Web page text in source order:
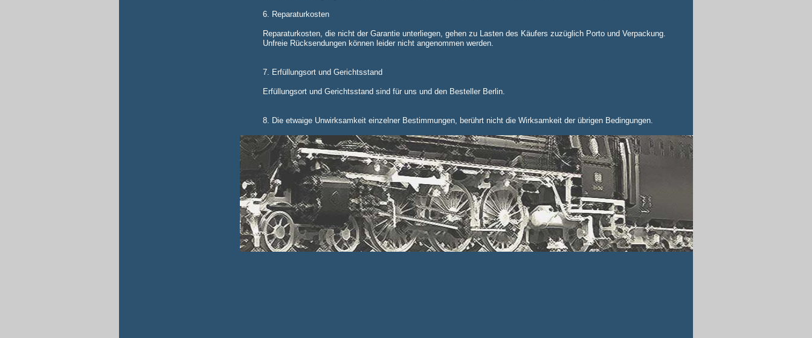
6. Reparaturkosten
Reparaturkosten, die nicht der Garantie unterliegen, gehen zu Lasten des Käufers zuzüglich Porto und Verpackung.
Unfreie Rücksendungen können leider nicht angenommen werden.
7. Erfüllungsort und Gerichtsstand
Erfüllungsort und Gerichtsstand sind für uns und den Besteller Berlin.
8. Die etwaige Unwirksamkeit einzelner Bestimmungen, berührt nicht die Wirksamkeit der übrigen Bedingungen.